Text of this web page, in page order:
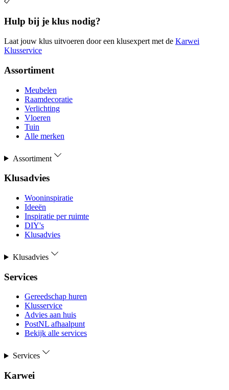
Hulp bij je klus nodig?
Laat jouw klus uitvoeren door een klusexpert met de Karwei
Klusservice
Assortiment
Meubelen
Raamdecoratie
Verlichting
Vloeren
Tuin
Alle merken
Assortiment
Klusadvies
Wooninspiratie
Ideeën
Inspiratie per ruimte
DIY's
Klusadvies
Klusadvies
Services
Gereedschap huren
Klusservice
Advies aan huis
PostNL afhaalpunt
Bekijk alle services
Services
Karwei